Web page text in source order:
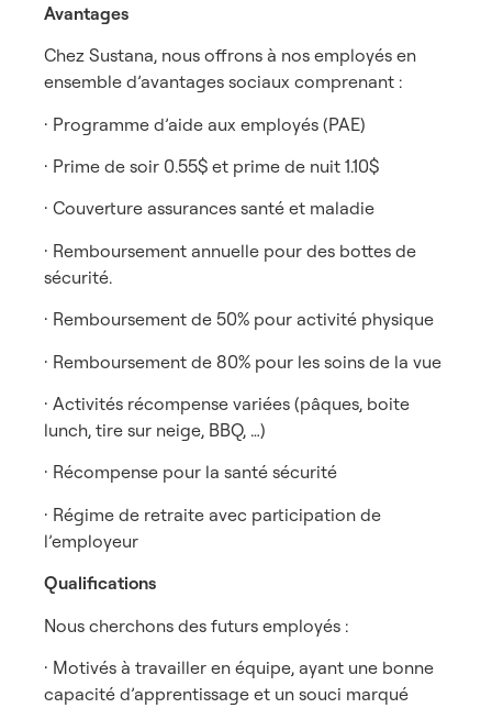
Avantages
Chez Sustana, nous offrons à nos employés en
ensemble d’avantages sociaux comprenant :
· Programme d’aide aux employés (PAE)
· Prime de soir 0.55$ et prime de nuit 1.10$
· Couverture assurances santé et maladie
· Remboursement annuelle pour des bottes de
sécurité.
· Remboursement de 50% pour activité physique
· Remboursement de 80% pour les soins de la vue
· Activités récompense variées (pâques, boite
lunch, tire sur neige, BBQ, …)
· Récompense pour la santé sécurité
· Régime de retraite avec participation de
l’employeur
Qualifications
Nous cherchons des futurs employés :
· Motivés à travailler en équipe, ayant une bonne
capacité d’apprentissage et un souci marqué